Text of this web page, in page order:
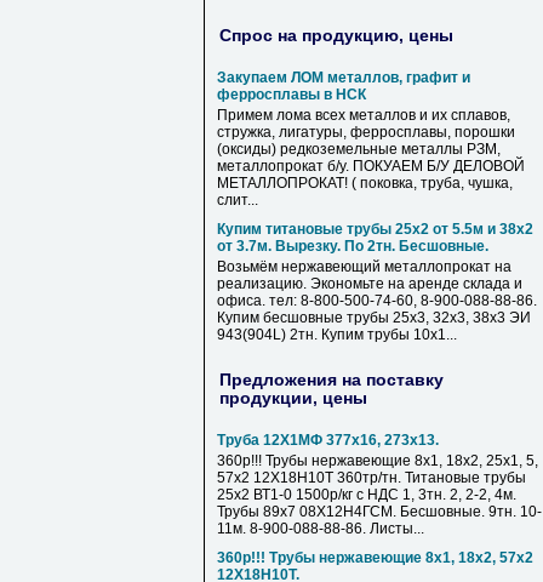
Спрос на продукцию, цены
Закупаем ЛОМ металлов, графит и
ферросплавы в НСК
Примем лома всех металлов и их сплавов,
стружка, лигатуры, ферросплавы, порошки
(оксиды) редкоземельные металлы РЗМ,
металлопрокат б/у. ПОКУАЕМ Б/У ДЕЛОВОЙ
МЕТАЛЛОПРОКАТ! ( поковка, труба, чушка,
слит...
Купим титановые трубы 25х2 от 5.5м и 38х2
от 3.7м. Вырезку. По 2тн. Бесшовные.
Возьмём нержавеющий металлопрокат на
реализацию. Экономьте на аренде склада и
офиса. тел: 8-800-500-74-60, 8-900-088-88-86.
Купим бесшовные трубы 25х3, 32х3, 38х3 ЭИ
943(904L) 2тн. Купим трубы 10х1...
Предложения на поставку
продукции, цены
Труба 12Х1МФ 377х16, 273х13.
360р!!! Трубы нержавеющие 8х1, 18х2, 25х1, 5,
57х2 12Х18Н10Т 360тр/тн. Титановые трубы
25х2 ВТ1-0 1500р/кг с НДС 1, 3тн. 2, 2-2, 4м.
Трубы 89х7 08Х12Н4ГСМ. Бесшовные. 9тн. 10-
11м. 8-900-088-88-86. Листы...
360р!!! Трубы нержавеющие 8х1, 18х2, 57х2
12Х18Н10Т.